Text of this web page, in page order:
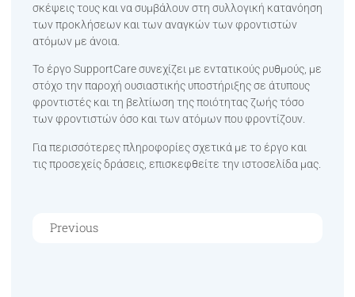
σκέψεις τους και να συμβάλουν στη συλλογική κατανόηση
των προκλήσεων και των αναγκών των φροντιστών
ατόμων με άνοια.
Το έργο SupportCare συνεχίζει με εντατικούς ρυθμούς, με
στόχο την παροχή ουσιαστικής υποστήριξης σε άτυπους
φροντιστές και τη βελτίωση της ποιότητας ζωής τόσο
των φροντιστών όσο και των ατόμων που φροντίζουν.
Για περισσότερες πληροφορίες σχετικά με το έργο και
τις προσεχείς δράσεις, επισκεφθείτε την ιστοσελίδα μας.
Previous